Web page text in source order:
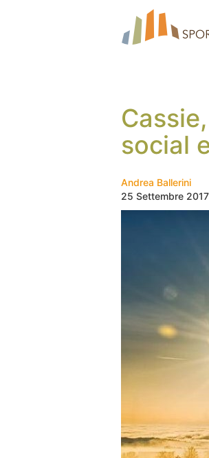
social
Andrea Ballerini
25 Settembre 2017